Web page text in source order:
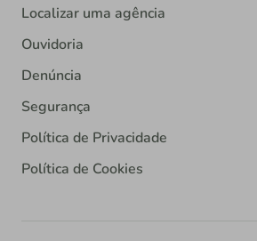
Localizar uma agência
Ouvidoria
Denúncia
Segurança
Política de Privacidade
Política de Cookies